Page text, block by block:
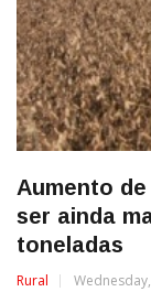
Aumento
ser ainda
toneladas
Rural